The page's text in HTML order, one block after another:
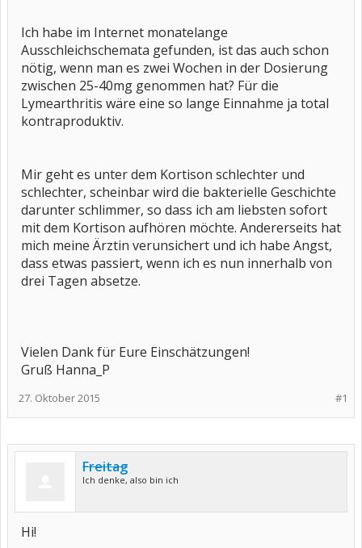
Ich habe im Internet monatelange
Ausschleichschemata gefunden, ist das auch schon
nötig, wenn man es zwei Wochen in der Dosierung
zwischen 25-40mg genommen hat? Für die
Lymearthritis wäre eine so lange Einnahme ja total
kontraproduktiv.
Mir geht es unter dem Kortison schlechter und
schlechter, scheinbar wird die bakterielle Geschichte
darunter schlimmer, so dass ich am liebsten sofort
mit dem Kortison aufhören möchte. Andererseits hat
mich meine Ärztin verunsichert und ich habe Angst,
dass etwas passiert, wenn ich es nun innerhalb von
drei Tagen absetze.
Vielen Dank für Eure Einschätzungen!
Gruß Hanna_P
#1
27. Oktober 2015
Freitag
Ich denke, also bin ich
Hi!